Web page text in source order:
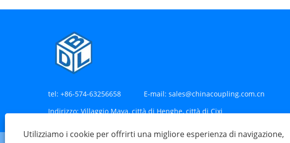
tel: +86-574-63256658 E-mail: sales@chinacoupling.com.cn
Indirizzo: Villaggio Maya, città di Henghe, città di Cixi
Utilizziamo i cookie per offrirti una migliore esperienza di navigazione,